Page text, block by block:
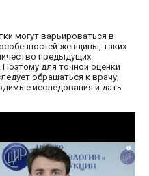
могут варьироваться в
женщины, таких
предыдущих
для точной оценки
обращаться к врачу,
исследования и дать